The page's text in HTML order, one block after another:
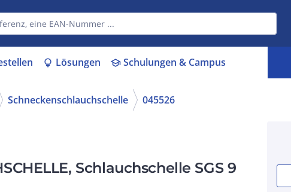
lightbulb Lösungen schoolSchulungen & Campus
Schneckenschlauchschelle 045526
Schlauchschelle SGS 9